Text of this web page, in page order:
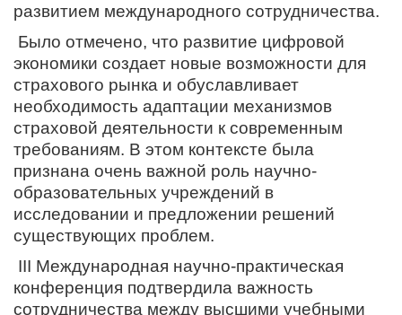
развитием международного сотрудничества.
Было отмечено, что развитие цифровой
экономики создает новые возможности для
страхового рынка и обуславливает
необходимость адаптации механизмов
страховой деятельности к современным
требованиям. В этом контексте была
признана очень важной роль научно-
образовательных учреждений в
исследовании и предложении решений
существующих проблем.
III Международная научно-практическая
конференция подтвердила важность
сотрудничества между высшими учебными